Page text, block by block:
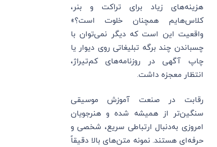
هزینه‌های زیاد برای تراکت و بنر،
کلاس‌هایم همچنان خلوت است؟»
واقعیت این است که دیگر نمی‌توان با
چسباندن چند برگه تبلیغاتی روی دیوار یا
چاپ آگهی در روزنامه‌های کم‌تیراژ،
انتظار معجزه داشت.
رقابت در صنعت آموزش موسیقی
سنگین‌تر از همیشه شده و هنرجویان
امروزی به‌دنبال ارتباطی سریع، شخصی و
حرفه‌ای هستند. نمونه متن‌های بالا دقیقاً